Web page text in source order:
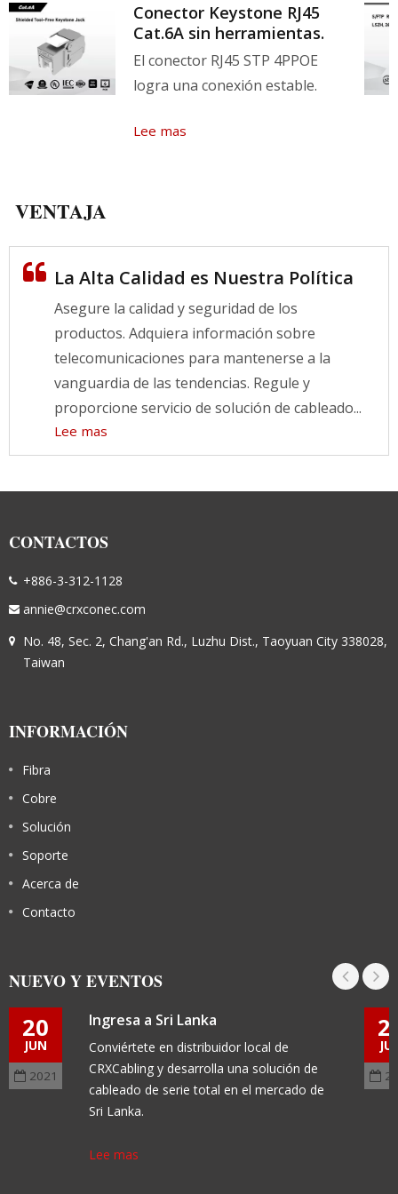
Conector Keystone RJ45
Cat.6A sin herramientas.
El conector RJ45 STP 4PPOE
logra una conexión estable.
Lee mas
VENTAJA
La Alta Calidad es Nuestra Política
Asegure la calidad y seguridad de los
productos. Adquiera información sobre
telecomunicaciones para mantenerse a la
vanguardia de las tendencias. Regule y
proporcione servicio de solución de cableado...
Lee mas
CONTACTOS
+886-3-312-1128
annie@crxconec.com
No. 48, Sec. 2, Chang'an Rd., Luzhu Dist., Taoyuan City 338028,
Taiwan
INFORMACIÓN
Fibra
Cobre
Solución
Soporte
Acerca de
Contacto
NUEVO Y EVENTOS
20
JUN
2021
Ingresa a Sri Lanka
Conviértete en distribuidor local de
CRXCabling y desarrolla una solución de
cableado de serie total en el mercado de
Sri Lanka.
Lee mas